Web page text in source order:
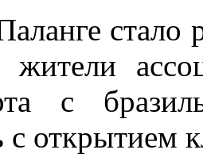
стало
жители
с
с открытием